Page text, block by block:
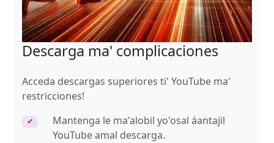
Descarga ma' complicaciones
Acceda descargas superiores ti' YouTube ma'
restricciones!
✔
Mantenga le ma'alobil yo'osal áantajil
YouTube amal descarga.